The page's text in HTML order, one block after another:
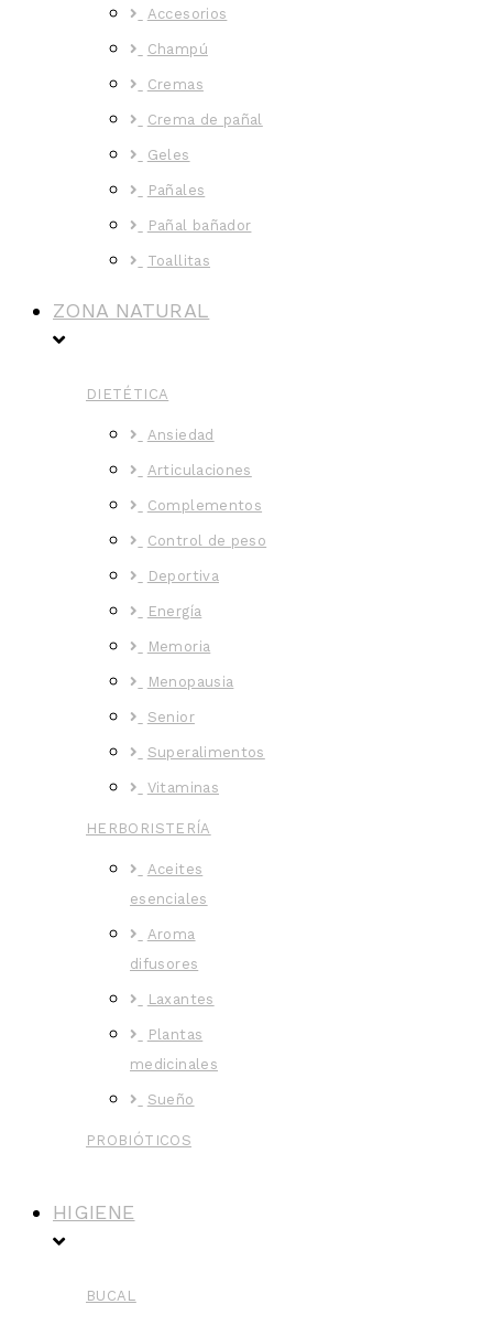
Accesorios
Champú
Cremas
Crema de pañal
Geles
Pañales
Pañal bañador
Toallitas
ZONA NATURAL
DIETÉTICA
Ansiedad
Articulaciones
Complementos
Control de peso
Deportiva
Energía
Memoria
Menopausia
Senior
Superalimentos
Vitaminas
HERBORISTERÍA
Aceites
esenciales
Aroma
difusores
Laxantes
Plantas
medicinales
Sueño
PROBIÓTICOS
HIGIENE
BUCAL